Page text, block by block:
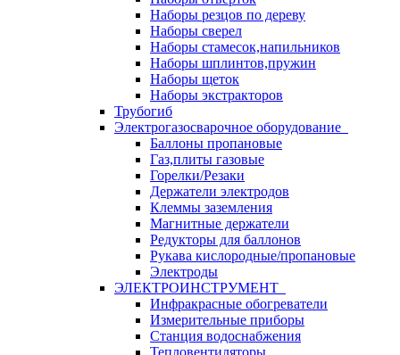
Наборы резцов по дереву
Наборы сверел
Наборы стамесок,напильников
Наборы шплинтов,пружин
Наборы щеток
Наборы экстракторов
Трубогиб
Электрогазосварочное оборудование
Баллоны пропановые
Газ,плиты газовые
Горелки/Резаки
Держатели электродов
Клеммы заземления
Магнитные держатели
Редукторы для баллонов
Рукава кислородные/пропановые
Электроды
ЭЛЕКТРОИНСТРУМЕНТ
Инфракрасные обогреватели
Измерительные приборы
Станция водоснабжения
Тепловентиляторы